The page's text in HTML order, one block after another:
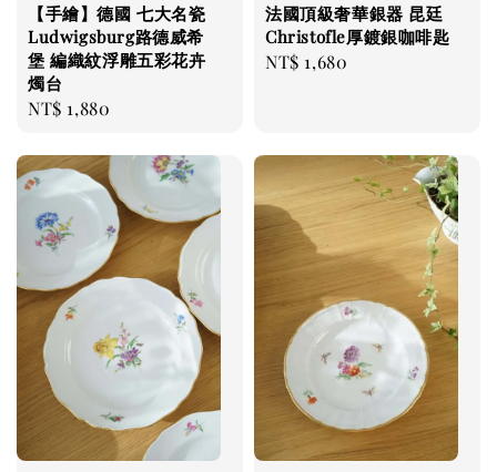
【手繪】德國 七大名瓷
Ludwigsburg路德威希
堡 編織紋浮雕五彩花卉
燭台
Regular
NT$ 1,880
法國頂級奢華銀器 昆廷
Christofle厚鍍銀咖啡匙
Regular
NT$ 1,680